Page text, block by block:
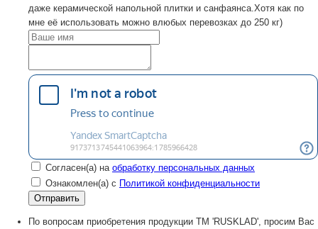
даже керамической напольной плитки и санфаянса.Хотя как по
мне её использовать можно влюбых перевозках до 250 кг)
Согласен(а) на обработку персональных данных
Ознакомлен(а) с Политикой конфиденциальности
По вопросам приобретения продукции TM 'RUSKLAD', просим Вас